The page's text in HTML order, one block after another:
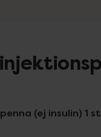
(ej insulin) 1